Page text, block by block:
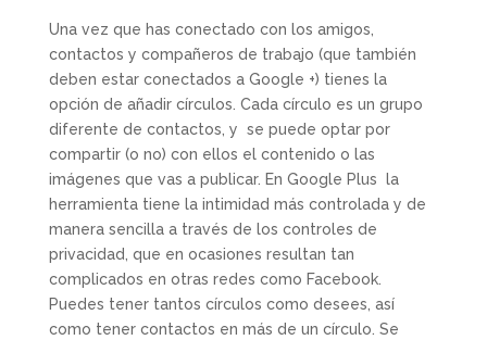
Una vez que has conectado con los amigos,
contactos y compañeros de trabajo (que también
deben estar conectados a Google +) tienes la
opción de añadir círculos. Cada círculo es un grupo
diferente de contactos, y se puede optar por
compartir (o no) con ellos el contenido o las
imágenes que vas a publicar. En Google Plus la
herramienta tiene la intimidad más controlada y de
manera sencilla a través de los controles de
privacidad, que en ocasiones resultan tan
complicados en otras redes como Facebook.
Puedes tener tantos círculos como desees, así
como tener contactos en más de un círculo. Se